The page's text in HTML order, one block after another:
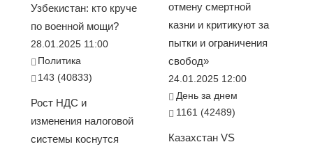
Узбекистан: кто круче
по военной мощи?
28.01.2025 11:00
Политика
143 (40833)
Рост НДС и
изменения налоговой
системы коснутся
отмену смертной
казни и критикуют за
пытки и ограничения
свобод»
24.01.2025 12:00
День за днем
1161 (42489)
Казахстан VS